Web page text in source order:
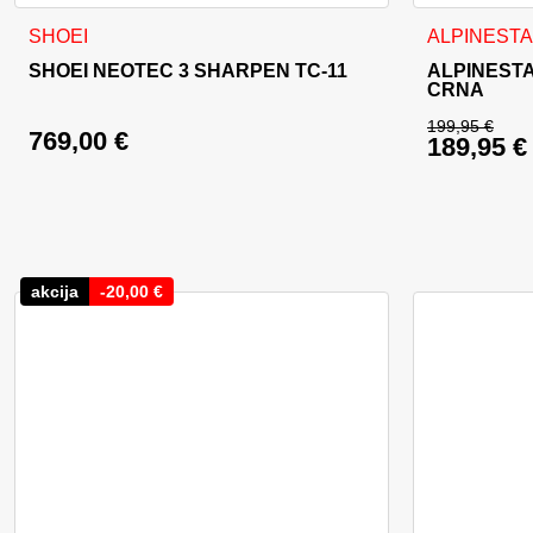
SHOEI
SHOEI NEOTEC 3 SHARPEN TC-11
769,00 €
Ovaj proizvod ima više varijanti. Opcije se mogu odabrati na
CRNA
199,95€
Izvorna
189,95 €
Ovaj
akcija -20,00 €